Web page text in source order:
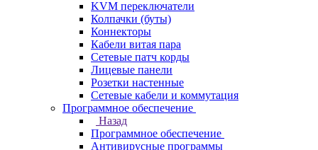
KVM переключатели
Колпачки (буты)
Коннекторы
Кабели витая пара
Сетевые патч корды
Лицевые панели
Розетки настенные
Сетевые кабели и коммутация
Программное обеспечение
Назад
Программное обеспечение
Антивирусные программы